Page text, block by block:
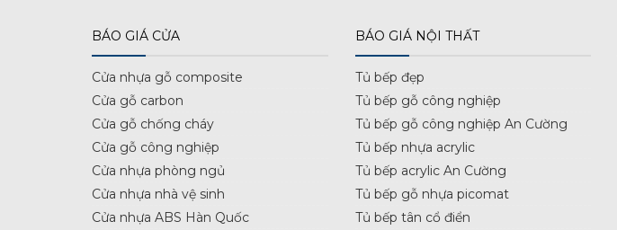
BÁO GIÁ CỬA
Cửa nhựa gỗ composite
Cửa gỗ carbon
Cửa gỗ chống cháy
Cửa gỗ công nghiệp
Cửa nhựa phòng ngủ
Cửa nhựa nhà vệ sinh
Cửa nhựa ABS Hàn Quốc
BÁO GIÁ NỘI THẤT
Tủ bếp đẹp
Tủ bếp gỗ công nghiệp
Tủ bếp gỗ công nghiệp An Cường
Tủ bếp nhựa acrylic
Tủ bếp acrylic An Cường
Tủ bếp gỗ nhựa picomat
Tủ bếp tân cổ điển